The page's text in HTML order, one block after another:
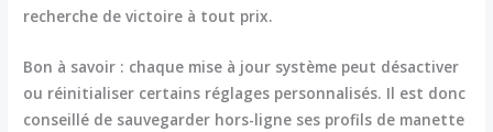
recherche de victoire à tout prix.
Bon à savoir : chaque mise à jour système peut désactiver
ou réinitialiser certains réglages personnalisés. Il est donc
conseillé de sauvegarder hors-ligne ses profils de manette